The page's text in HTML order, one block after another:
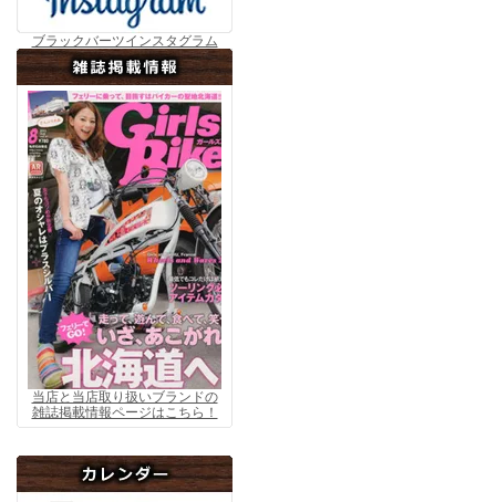
ブラックバーツインスタグラム
当店と当店取り扱いブランドの
雑誌掲載情報ページはこちら！